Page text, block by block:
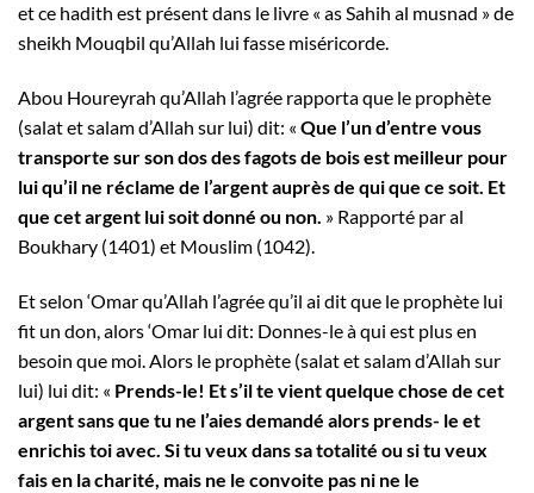
et ce hadith est présent dans le livre « as Sahih al musnad » de
sheikh Mouqbil qu’Allah lui fasse miséricorde.
Abou Houreyrah qu’Allah l’agrée rapporta que le prophète
(salat et salam d’Allah sur lui) dit: « Que l’un d’entre vous
transporte sur son dos des fagots de bois est meilleur pour
lui qu’il ne réclame de l’argent auprès de qui que ce soit. Et
que cet argent lui soit donné ou non. » Rapporté par al
Boukhary (1401) et Mouslim (1042).
Et selon ‘Omar qu’Allah l’agrée qu’il ai dit que le prophète lui
fit un don, alors ‘Omar lui dit: Donnes-le à qui est plus en
besoin que moi. Alors le prophète (salat et salam d’Allah sur
lui) lui dit: « Prends-le! Et s’il te vient quelque chose de cet
argent sans que tu ne l’aies demandé alors prends- le et
enrichis toi avec. Si tu veux dans sa totalité ou si tu veux
fais en la charité, mais ne le convoite pas ni ne le